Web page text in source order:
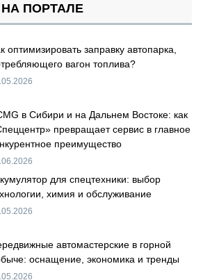
ПОРТАЛЕ
оптимизировать заправку автопарка,
вагон топлива?
в Сибири и на Дальнем Востоке: как
превращает сервис в главное
преимущество
для спецтехники: выбор
химия и обслуживание
автомастерские в горной
оснащение, экономика и тренды